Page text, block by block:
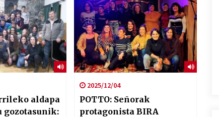
aldapa
gozotasunik:
2025/12/04
POTTO: Señorak
protagonista BIRA